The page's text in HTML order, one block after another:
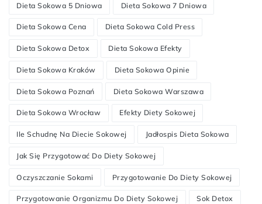
Dieta Sokowa 5 Dniowa Dieta Sokowa 7 Dniowa
Dieta Sokowa Cena Dieta Sokowa Cold Press
Dieta Sokowa Detox Dieta Sokowa Efekty
Dieta Sokowa Kraków Dieta Sokowa Opinie
Dieta Sokowa Poznań Dieta Sokowa Warszawa
Dieta Sokowa Wrocław Efekty Diety Sokowej
Ile Schudnę Na Diecie Sokowej Jadłospis Dieta Sokowa
Jak Się Przygotować Do Diety Sokowej
Oczyszczanie Sokami Przygotowanie Do Diety Sokowej
Przygotowanie Organizmu Do Diety Sokowej Sok Detox